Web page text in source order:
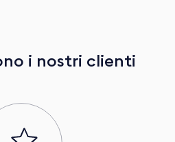
i nostri clienti